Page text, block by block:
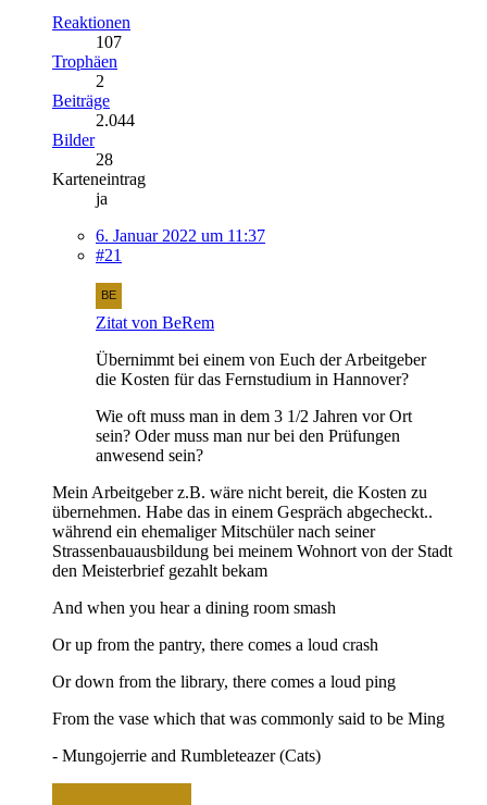
Reaktionen
107
Trophäen
2
Beiträge
2.044
Bilder
28
Karteneintrag
ja
6. Januar 2022 um 11:37
#21
Zitat von BeRem
Übernimmt bei einem von Euch der Arbeitgeber
die Kosten für das Fernstudium in Hannover?
Wie oft muss man in dem 3 1/2 Jahren vor Ort
sein? Oder muss man nur bei den Prüfungen
anwesend sein?
Mein Arbeitgeber z.B. wäre nicht bereit, die Kosten zu
übernehmen. Habe das in einem Gespräch abgecheckt..
während ein ehemaliger Mitschüler nach seiner
Strassenbauausbildung bei meinem Wohnort von der Stadt
den Meisterbrief gezahlt bekam
And when you hear a dining room smash
Or up from the pantry, there comes a loud crash
Or down from the library, there comes a loud ping
From the vase which that was commonly said to be Ming
- Mungojerrie and Rumbleteazer (Cats)